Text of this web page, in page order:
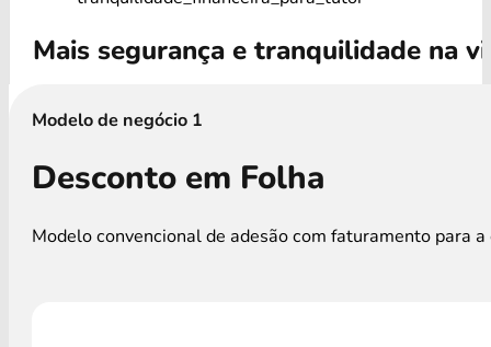
Mais segurança e tranquilidade na
Modelo de negócio 1
Desconto em Folha
Modelo convencional de adesão com faturamento para